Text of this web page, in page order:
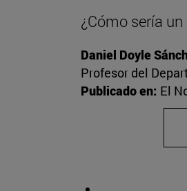
¿Cómo sería
Daniel Doyle
Profesor del
Publicado en: El